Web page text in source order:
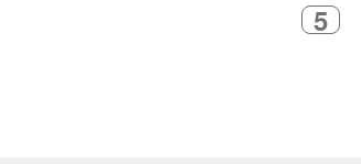
5